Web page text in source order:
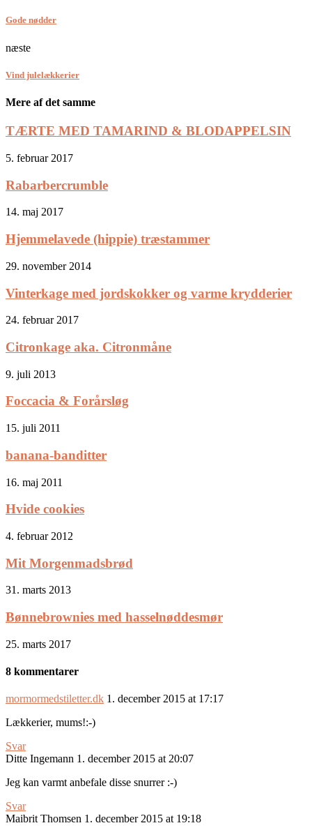
Gode nødder
næste
Vind julelækkerier
Mere af det samme
TÆRTE MED TAMARIND & BLODAPPELSIN
5. februar 2017
Rabarbercrumble
14. maj 2017
Hjemmelavede (hippie) træstammer
29. november 2014
Vinterkage med jordskokker og varme krydderier
24. februar 2017
Citronkage aka. Citronmåne
9. juli 2013
Foccacia & Forårsløg
15. juli 2011
banana-banditter
16. maj 2011
Hvide cookies
4. februar 2012
Mit Morgenmadsbrød
31. marts 2013
Bønnebrownies med hasselnøddesmør
25. marts 2017
8 kommentarer
mormormedstiletter.dk 1. december 2015 at 17:17
Lækkerier, mums!:-)
Svar
Ditte Ingemann 1. december 2015 at 20:07
Jeg kan varmt anbefale disse snurrer :-)
Svar
Maibrit Thomsen 1. december 2015 at 19:18